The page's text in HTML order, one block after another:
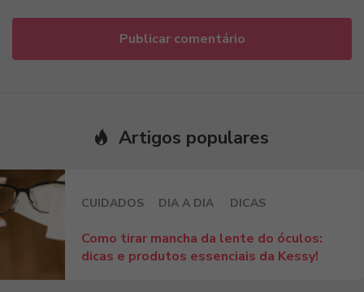
Artigos populares
CUIDADOS DIA A DIA DICAS
Como tirar mancha da lente do óculos:
dicas e produtos essenciais da Kessy!